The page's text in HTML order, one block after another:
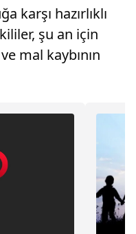
karşı hazırlıklı
şu an için
mal kaybının